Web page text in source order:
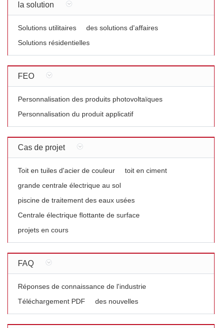
la solution
Solutions utilitaires
des solutions d'affaires
Solutions résidentielles
FEO
Personnalisation des produits photovoltaïques
Personnalisation du produit applicatif
Cas de projet
Toit en tuiles d'acier de couleur
toit en ciment
grande centrale électrique au sol
piscine de traitement des eaux usées
Centrale électrique flottante de surface
projets en cours
FAQ
Réponses de connaissance de l'industrie
Téléchargement PDF
des nouvelles